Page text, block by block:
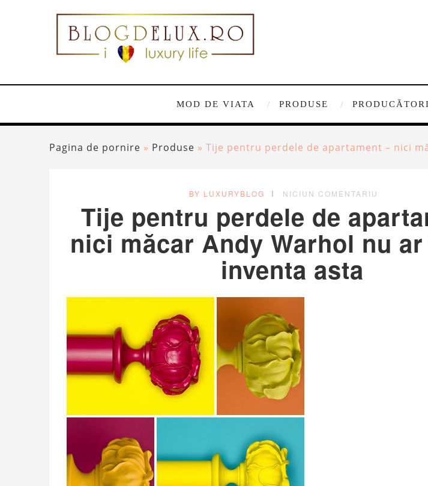
MOD DE VIATA PRODUSE
Pagina de pornire » Produse » Tije pentru perdele de apartament – nici
BY LUXURYBLOG NICIUN COMENTARIU
Tije pentru perdele de
nici măcar Andy Warhol nu
inventa asta